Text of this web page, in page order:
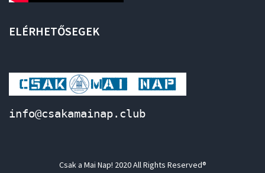
ELÉRHETŐSEGEK
info@csakamainap.club
Csak a Mai Nap! 2020 All Rights Reserved®